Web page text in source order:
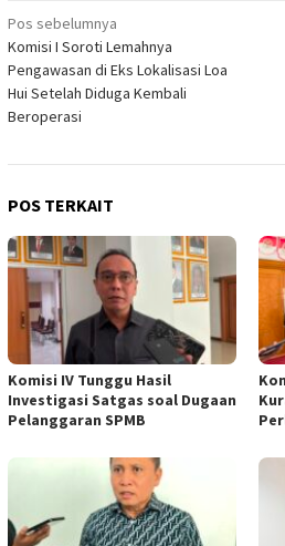
Navigasi
pos
Pos sebelumnya
Komisi I Soroti Lemahnya
Pengawasan di Eks Lokalisasi Loa
Hui Setelah Diduga Kembali
Beroperasi
POS TERKAIT
Komisi IV Tunggu Hasil
Investigasi Satgas soal Dugaan
Pelanggaran SPMB